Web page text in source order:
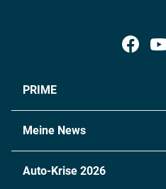
PRIME
Meine News
Auto-Krise 2026